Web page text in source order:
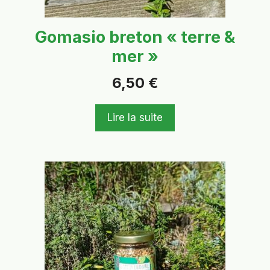
Gomasio breton « terre &
mer »
6,50 €
Lire la suite
produit
plusieurs
variations.
options